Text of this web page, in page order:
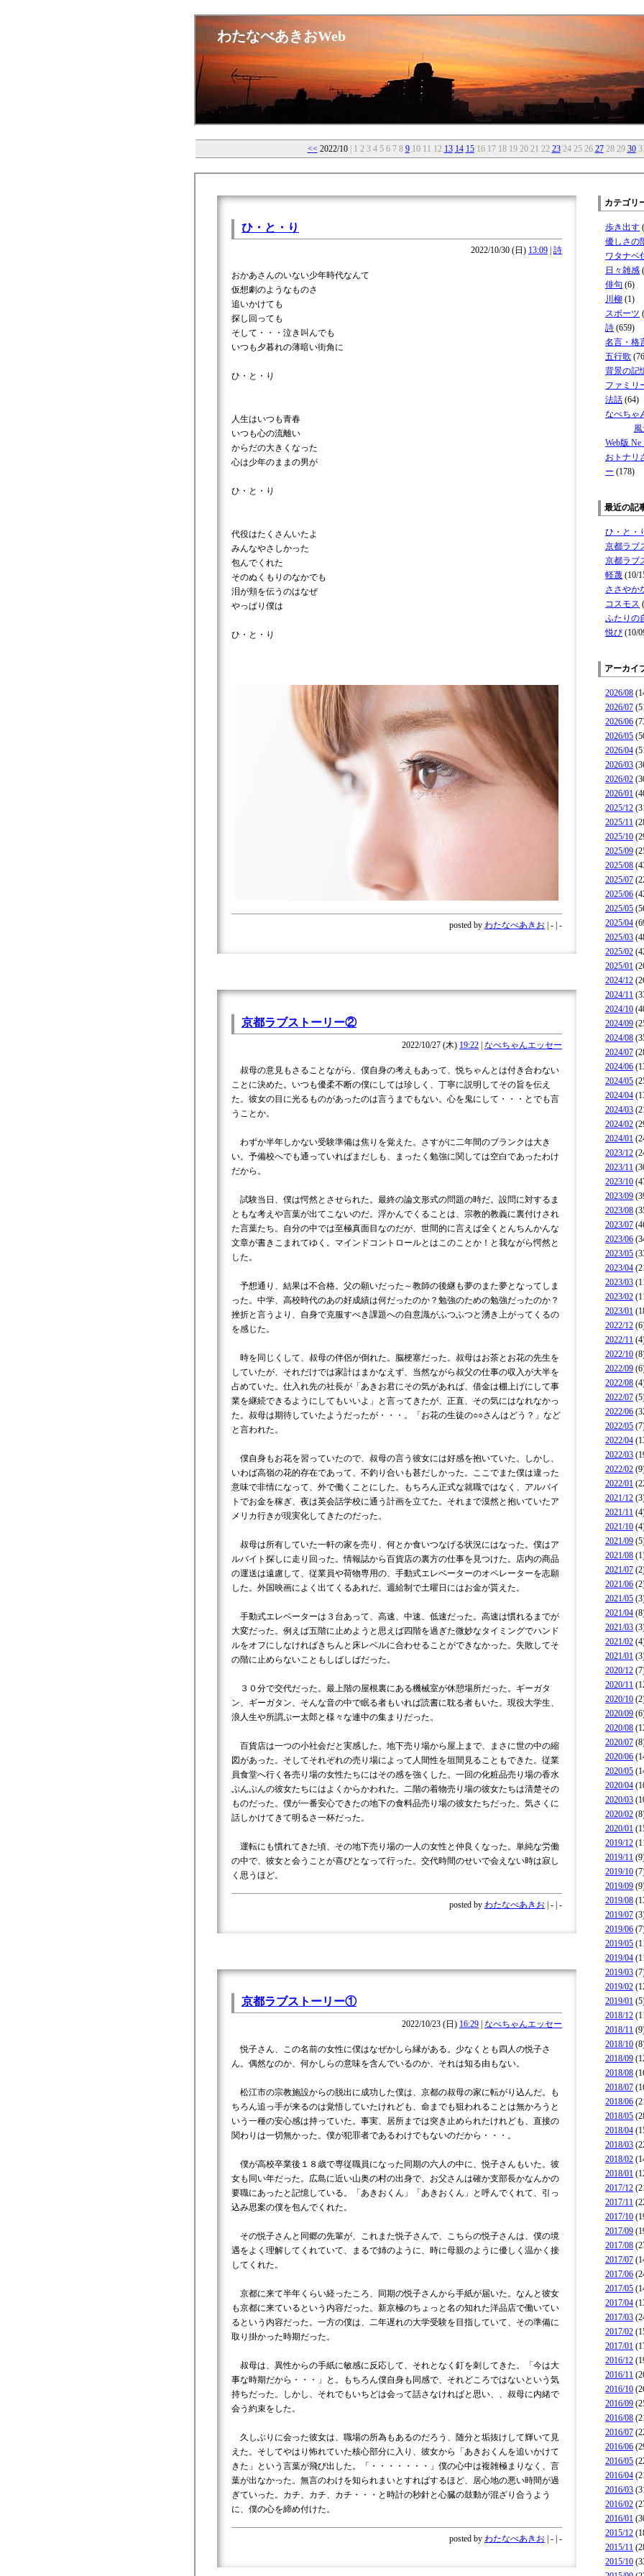
わたなべあきおWeb
<< 2022/10| 1 2 3 4 5 6 7 8 910 11 12 13 14 1516 17 18 19 20 21 22 2324 25 26 2728 29 30
ひ・と・り
2022/10/30 (日) 13:09 詩
おかあさんのいない少年時代なんて
仮想劇のようなものさ
追いかけても
探し回っても
そして・・・泣き叫んでも
いつも夕暮れの薄暗い街角に
ひ・と・り
人生はいつも青春
いつも心の流離い
からだの大きくなった
心は少年のままの男が
ひ・と・り
代役はたくさんいたよ
みんなやさしかった
包んでくれた
そのぬくもりのなかでも
泪が頬を伝うのはなぜ
やっぱり僕は
ひ・と・り
posted by わたなべあきお | - | -
京都ラブストーリー②
2022/10/27 (木) 19:22 | なべちゃんエッセー
叔母の意見もさることながら、僕自身の考えもあって、悦ちゃんとは付き合わない
ことに決めた。いつも優柔不断の僕にしては珍しく、丁寧に説明してその旨を伝え
た。彼女の目に光るものがあったのは言うまでもない。心を鬼にして・・・とでも言
うことか。
わずか半年しかない受験準備は焦りを覚えた。さすがに二年間のブランクは大き
い。予備校へでも通っていればまだしも、まったく勉強に関しては空白であったわけ
だから。
試験当日、僕は愕然とさせられた。最終の論文形式の問題の時だ。設問に対するま
ともな考えや言葉が出てこないのだ。浮かんでくることは、宗教的教義に裏付けされ
た言葉たち。自分の中では至極真面目なのだが、世間的に言えば全くとんちんかんな
文章が書きこまれてゆく。マインドコントロールとはこのことか！と我ながら愕然と
した。
予想通り、結果は不合格。父の願いだった～教師の後継も夢のまた夢となってしま
った。中学、高校時代のあの好成績は何だったのか？勉強のための勉強だったのか？
挫折と言うより、自身で克服すべき課題への自意識がふつふつと湧き上がってくるの
を感じた。
時を同じくして、叔母の伴侶が倒れた。脳梗塞だった。叔母はお茶とお花の先生を
していたが、それだけでは家計はまかなえず、当然ながら叔父の仕事の収入が大半を
占めていた。仕入れ先の社長が「あきお君にその気があれば、借金は棚上げにして事
業を継続できるようにしてもいいよ」と言ってきたが、正直、その気にはなれなかっ
た。叔母は期待していたようだったが・・・。「お花の生徒の○○さんはどう？」など
と言われた。
僕自身もお花を習っていたので、叔母の言う彼女には好感を抱いていた。しかし、
いわば高嶺の花的存在であって、不釣り合いも甚だしかった。ここでまた僕は違った
意味で非情になって、外で働くことにした。もちろん正式な就職ではなく、アルバイ
トでお金を稼ぎ、夜は英会話学校に通う計画を立てた。それまで漠然と抱いていたア
メリカ行きが現実化してきたのだった。
叔母は所有していた一軒の家を売り、何とか食いつなげる状況にはなった。僕はア
ルバイト探しに走り回った。情報誌から百貨店の裏方の仕事を見つけた。店内の商品
の運送は遠慮して、従業員や荷物専用の、手動式エレベーターのオペレーターを志願
した。外国映画によく出てくるあれだ。週給制で土曜日にはお金が貰えた。
手動式エレベーターは３台あって、高速、中速、低速だった。高速は慣れるまでが
大変だった。例えば五階に止めようと思えば四階を過ぎた微妙なタイミングでハンド
ルをオフにしなければきちんと床レベルに合わせることができなかった。失敗してそ
の階に止めらないこともしばしばだった。
３０分で交代だった。最上階の屋根裏にある機械室が休憩場所だった。ギーガタ
ン、ギーガタン、そんな音の中で眠る者もいれば読書に耽る者もいた。現役大学生、
浪人生や所謂ぷー太郎と様々な連中の集まりだった。
百貨店は一つの小社会だと実感した。地下売り場から屋上まで、まさに世の中の縮
図があった。そしてそれぞれの売り場によって人間性を垣間見ることもできた。従業
員食堂へ行く各売り場の女性たちにはその感を強くした。一回の化粧品売り場の香水
ぷんぷんの彼女たちにはよくからかわれた。二階の着物売り場の彼女たちは清楚その
ものだった。僕が一番安心できたの地下の食料品売り場の彼女たちだった。気さくに
話しかけてきて明るさ一杯だった。
運転にも慣れてきた頃、その地下売り場の一人の女性と仲良くなった。単純な労働
の中で、彼女と会うことが喜びとなって行った。交代時間のせいで会えない時は寂し
く思うほど。
posted by わたなべあきお | - | -
京都ラブストーリー①
2022/10/23 (日) 16:29 | なべちゃんエッセー
悦子さん、この名前の女性に僕はなぜかしら縁がある。少なくとも四人の悦子さ
ん。偶然なのか、何かしらの意味を含んでいるのか、それは知る由もない。
松江市の宗教施設からの脱出に成功した僕は、京都の叔母の家に転がり込んだ。も
ちろん追っ手が来るのは覚悟していたけれども、命までも狙われることは無かろうと
いう一種の安心感は持っていた。事実、居所までは突き止められたけれども、直接の
関わりは一切無かった。僕が犯罪者であるわけでもないのだから・・・。
僕が高校卒業後１８歳で専従職員になった同期の六人の中に、悦子さんもいた。彼
女も同い年だった。広島に近い山奥の村の出身で、お父さんは確か支部長かなんかの
要職にあったと記憶している。「あきおくん」「あきおくん」と呼んでくれて、引っ
込み思案の僕を包んでくれた。
その悦子さんと同郷の先輩が、これまた悦子さんで、こちらの悦子さんは、僕の境
遇をよく理解してくれていて、まるで姉のように、時に母親のように優しく温かく接
してくれた。
京都に来て半年くらい経ったころ、同期の悦子さんから手紙が届いた。なんと彼女
も京都に来ているという内容だった。新京極のちょっと名の知れた洋品店で働いてい
るという内容だった。一方の僕は、二年遅れの大学受験を目指していて、その準備に
取り掛かった時期だった。
叔母は、異性からの手紙に敏感に反応して、それとなく釘を刺してきた。「今は大
事な時期だから・・・」と。もちろん僕自身も同感で、それどころではないという気
持ちだった。しかし、それでもいちどは会って話さなければと思い、、叔母に内緒で
会う約束をした。
久しぶりに会った彼女は、職場の所為もあるのだろう、随分と垢抜けして輝いて見
えた。そしてやはり怖れていた核心部分に入り、彼女から「あきおくんを追いかけて
きた」という言葉が飛び出した。「・・・・・・・」僕の心中は複雑極まりなく、言
葉が出なかった。無言のわけを知られまいとすればするほど、居心地の悪い時間が過
ぎていった。カチ、カチ、カチ・・・と時計の秒針と心臓の鼓動が混ざり合うよう
に、僕の心を締め付けた。
posted by わたなべあきお | - | -
カテゴリ
歩き出す
優しさの
ワタナベ
日々雑感
俳句 (6)
川柳 (1)
スポーツ
詩 (659)
名言・格
五行歌
背景の記
ファミリ
法話 (64)
なべちゃ
Web版
おトナリ
ー (178)
最近の記
ひ・と・
京都ラブ
京都ラブ
軽蔑 (10/
ささやか
コスモス
ふたりの
悦び (10/
アーカイ
2026/08
2026/07
2026/06
2026/05
2026/04
2026/03
2026/02
2026/01
2025/12
2025/11
2025/10
2025/09
2025/08
2025/07
2025/06
2025/05
2025/04
2025/03
2025/02
2025/01
2024/12
2024/11
2024/10
2024/09
2024/08
2024/07
2024/06
2024/05
2024/04
2024/03
2024/02
2024/01
2023/12
2023/11
2023/10
2023/09
2023/08
2023/07
2023/06
2023/05
2023/04
2023/03
2023/02
2023/01
2022/12
2022/11
2022/10
2022/09
2022/08
2022/07
2022/06
2022/05
2022/04
2022/03
2022/02
2022/01
2021/12
2021/11
2021/10
2021/09
2021/08
2021/07
2021/06
2021/05
2021/04
2021/03
2021/02
2021/01
2020/12
2020/11
2020/10
2020/09
2020/08
2020/07
2020/06
2020/05
2020/04
2020/03
2020/02
2020/01
2019/12
2019/11
2019/10
2019/09
2019/08
2019/07
2019/06
2019/05
2019/04
2019/03
2019/02
2019/01
2018/12
2018/11
2018/10
2018/09
2018/08
2018/07
2018/06
2018/05
2018/04
2018/03
2018/02
2018/01
2017/12
2017/11
2017/10
2017/09
2017/08
2017/07
2017/06
2017/05
2017/04
2017/03
2017/02
2017/01
2016/12
2016/11
2016/10
2016/09
2016/08
2016/07
2016/06
2016/05
2016/04
2016/03
2016/02
2016/01
2015/12
2015/11
2015/10